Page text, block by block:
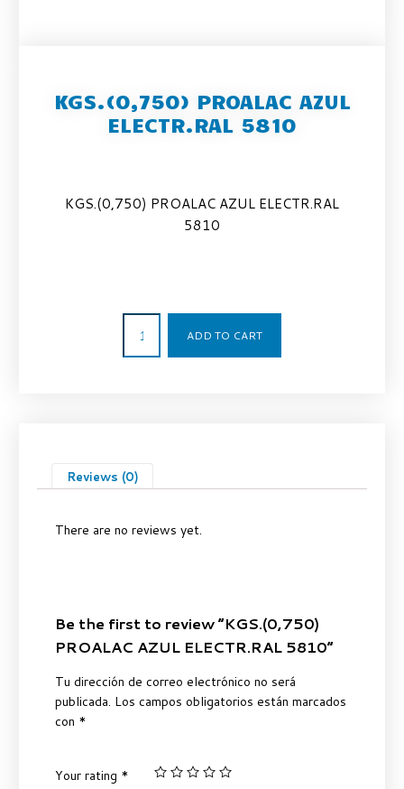
KGS.(0,750) PROALAC AZUL
ELECTR.RAL 5810
KGS.(0,750) PROALAC AZUL ELECTR.RAL
5810
ADD TO CART
Reviews (0)
There are no reviews yet.
Be the first to review “KGS.(0,750)
PROALAC AZUL ELECTR.RAL 5810”
Tu dirección de correo electrónico no será
publicada. Los campos obligatorios están marcados
con *
Your rating *